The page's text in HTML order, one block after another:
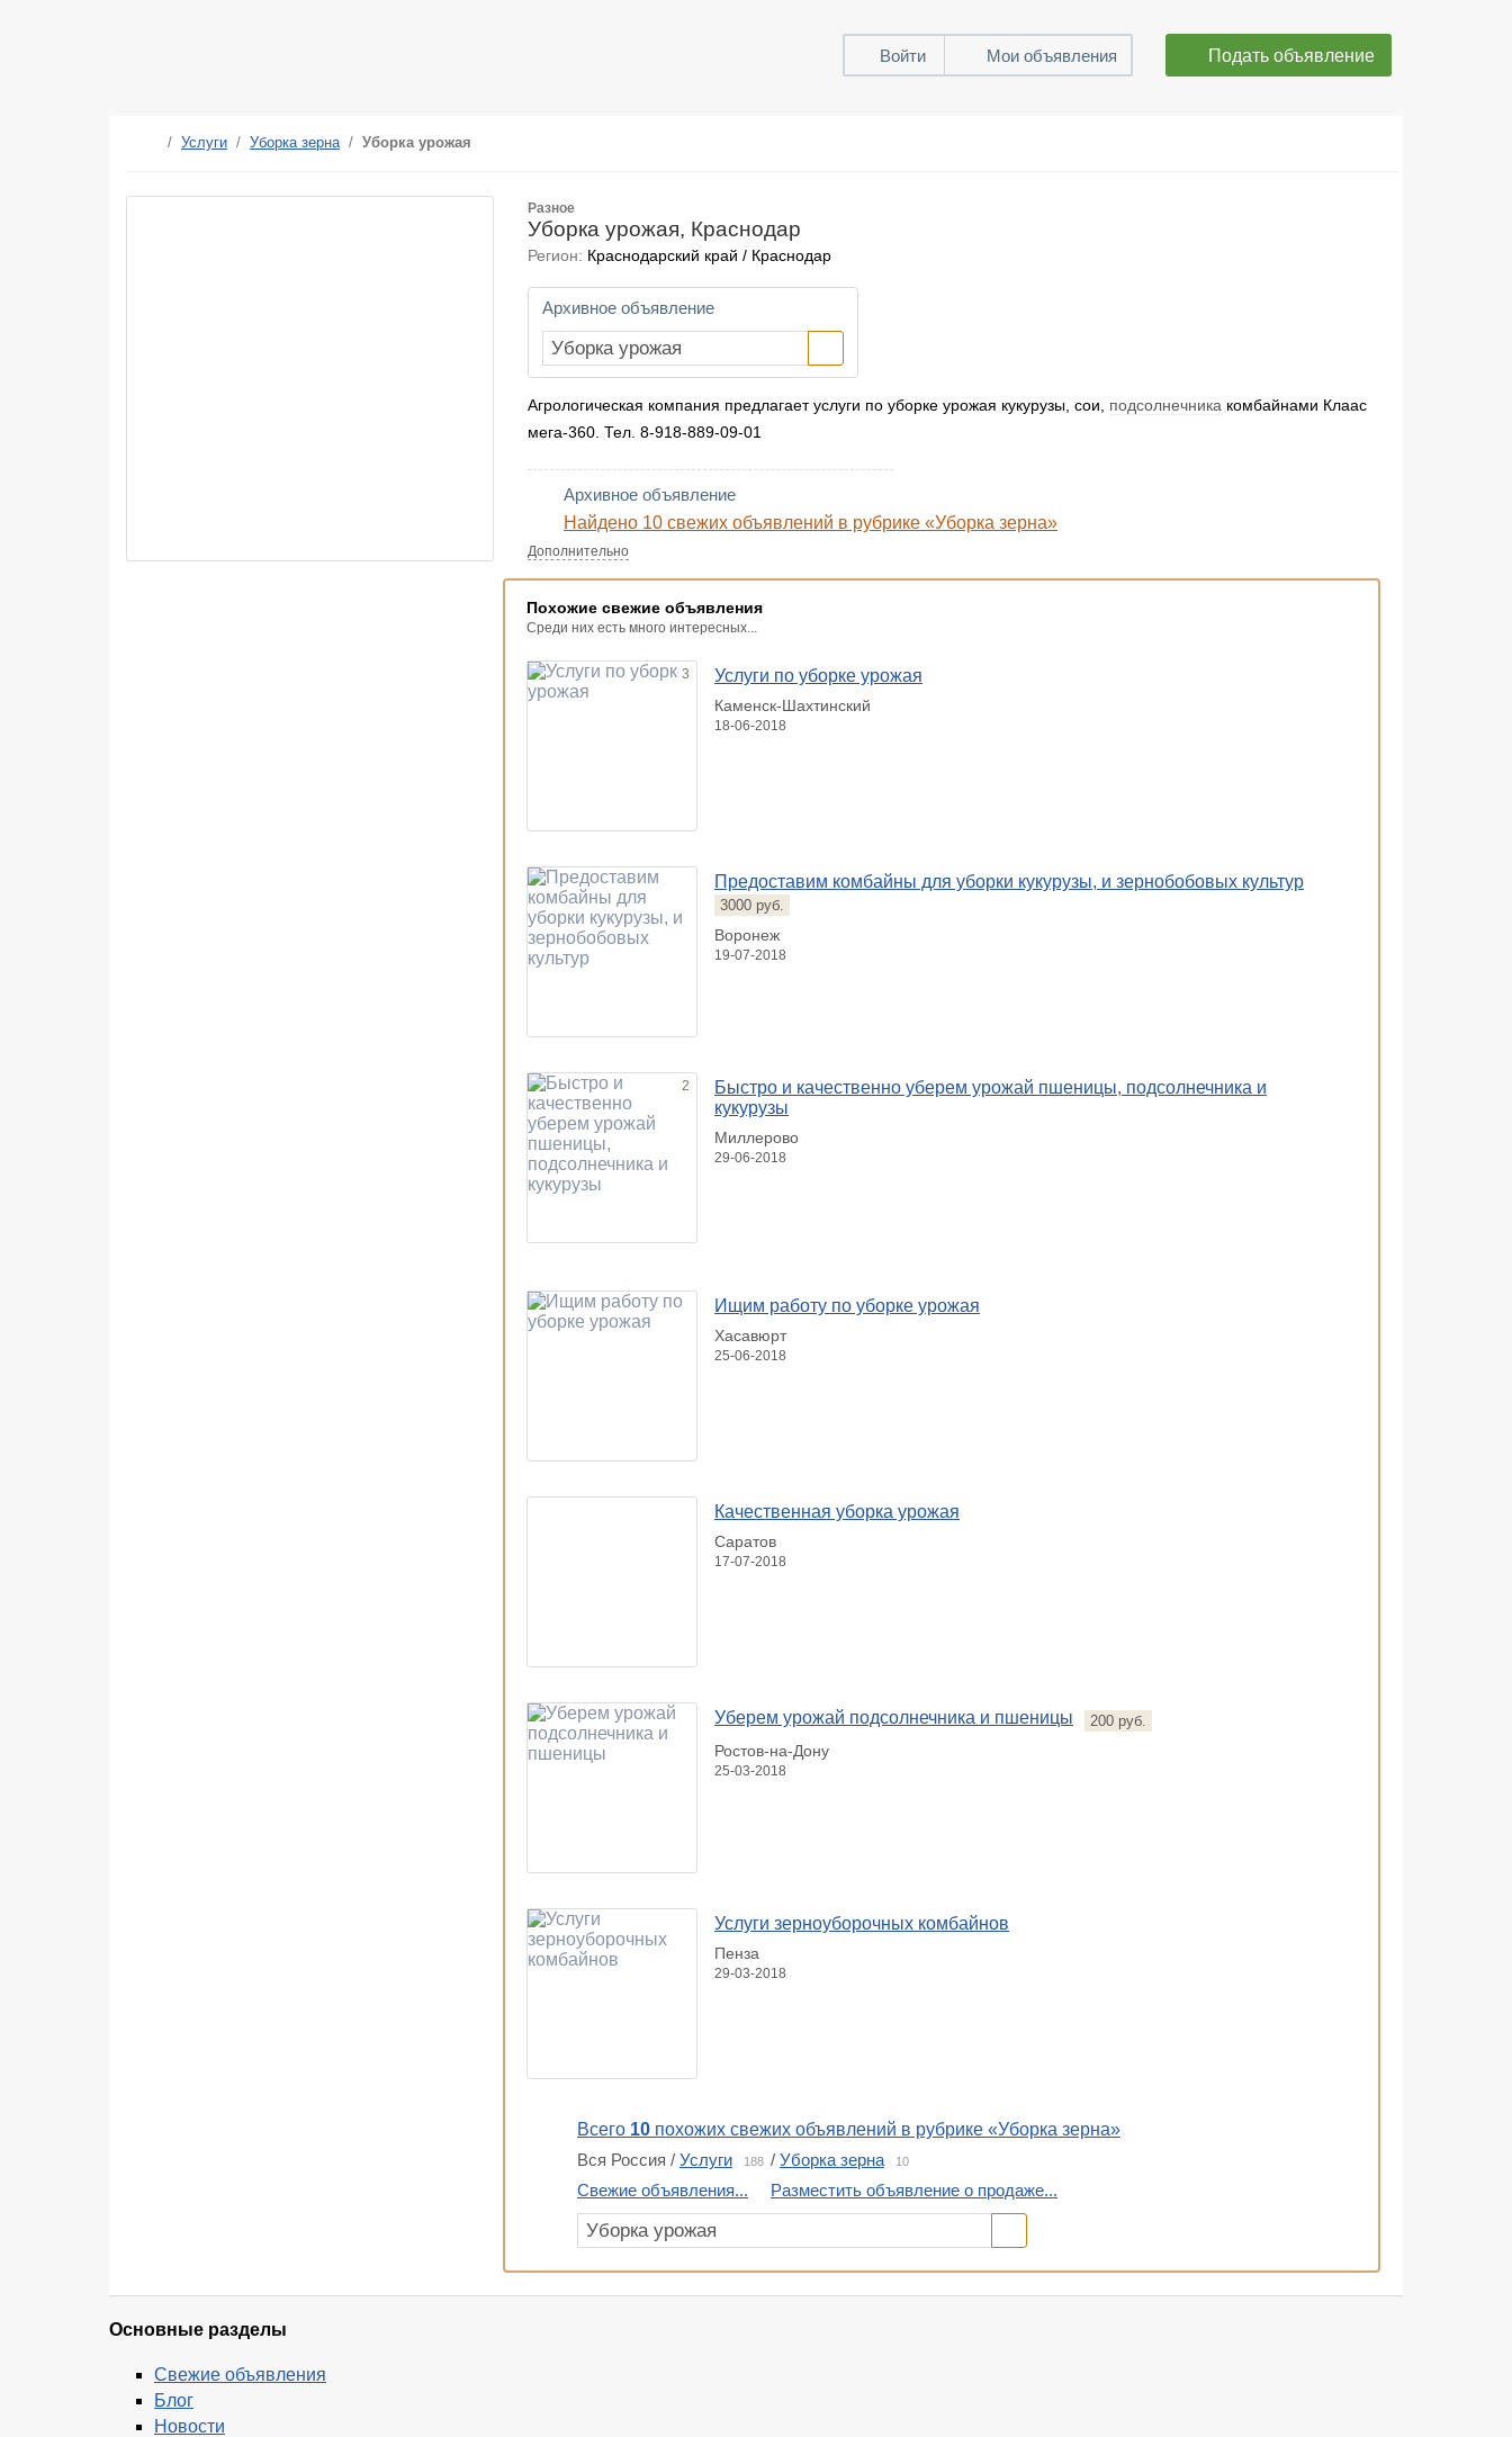
Войти Мои объявления Подать объявление
/ Услуги / Уборка зерна/ Уборка урожая
Разное
Уборка урожая, Краснодар
Регион: Краснодарский край / Краснодар
Архивное объявление
Агрологическая компания предлагает услуги по уборке урожая кукурузы, сои, подсолнечника комбайнами Клаас
мега-360. Тел. 8-918-889-09-01
Архивное объявление
Найдено 10 свежих объявлений в рубрике «Уборка зерна»
Дополнительно
Похожие свежие объявления
Среди них есть много интересных...
3 Услуги по уборке урожая
Каменск-Шахтинский
18-06-2018
Предоставим комбайны для уборки кукурузы, и зернобобовых культур
3000 руб.
Воронеж
19-07-2018
2
Быстро и качественно уберем урожай пшеницы, подсолнечника и
кукурузы
Миллерово
29-06-2018
Ищим работу по уборке урожая
Хасавюрт
25-06-2018
Качественная уборка урожая
Саратов
17-07-2018
Уберем урожай подсолнечника и пшеницы
200 руб.
Ростов-на-Дону
25-03-2018
Услуги зерноуборочных комбайнов
Пенза
29-03-2018
Всего 10 похожих свежих объявлений в рубрике «Уборка зерна»
Вся Россия / Услуги 188 / Уборка зерна 10
Свежие объявления... Разместить объявление о продаже...
Основные разделы
Свежие объявления
Блог
Новости